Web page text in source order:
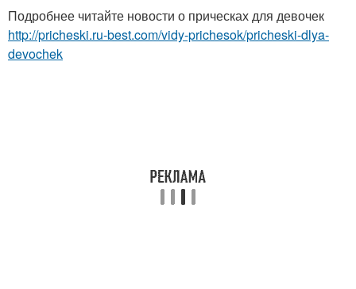
Подробнее читайте новости о прическах для девочек
http://pricheski.ru-best.com/vidy-prichesok/pricheski-dlya-
devochek